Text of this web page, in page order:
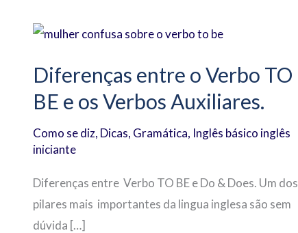
Diferenças entre o Verbo TO
BE e os Verbos Auxiliares.
Como se diz, Dicas, Gramática, Inglês básico inglês
iniciante
Diferenças entre Verbo TO BE e Do & Does. Um dos
pilares mais importantes da lingua inglesa são sem
dúvida […]
Diferenças
o
Verbo
BE
e
os
Verbos
Auxiliares.